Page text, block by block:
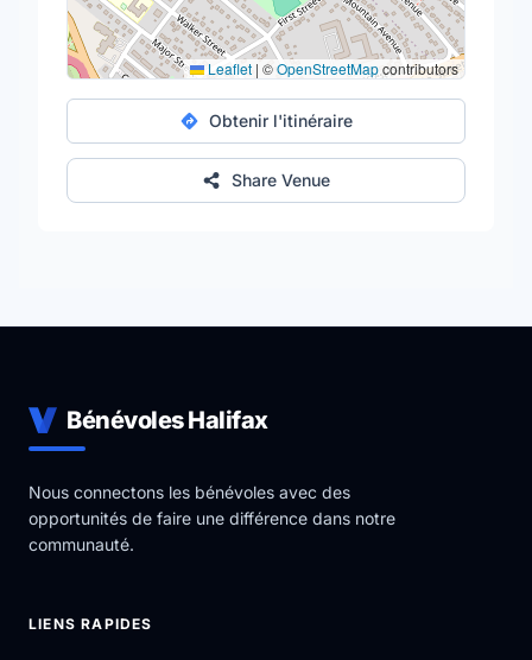
Leaflet | ©OpenStreetMapcontributors
Obtenir l'itinéraire
Share Venue
Bénévoles Halifax
Nous connectons les bénévoles avec des
opportunités de faire une différence dans notre
communauté.
LIENS RAPIDES